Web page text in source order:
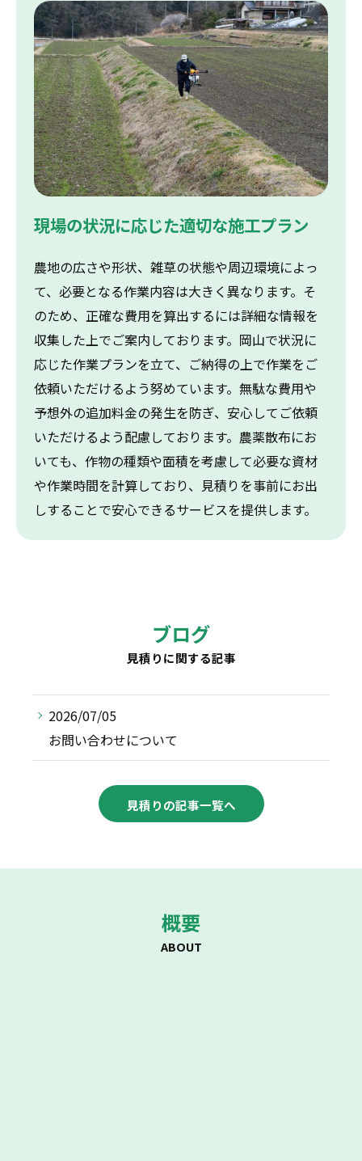
現場の状況に応じた適切な施工プラン
農地の広さや形状、雑草の状態や周辺環境によっ
て、必要となる作業内容は大きく異なります。そ
のため、正確な費用を算出するには詳細な情報を
収集した上でご案内しております。岡山で状況に
応じた作業プランを立て、ご納得の上で作業をご
依頼いただけるよう努めています。無駄な費用や
予想外の追加料金の発生を防ぎ、安心してご依頼
いただけるよう配慮しております。農薬散布にお
いても、作物の種類や面積を考慮して必要な資材
や作業時間を計算しており、見積りを事前にお出
しすることで安心できるサービスを提供します。
ブログ
見積りに関する記事
2026/07/05
お問い合わせについて
見積りの記事一覧へ
概要
ABOUT